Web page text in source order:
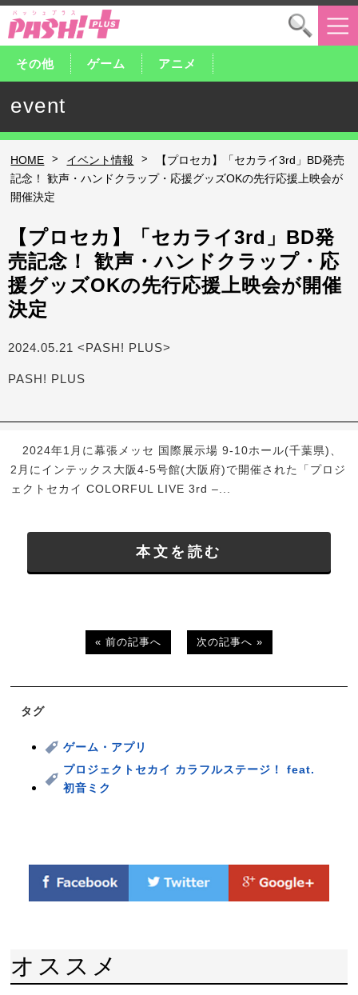
その他 ゲーム アニメ
event
HOME > イベント情報 >
【プロセカ】「セカライ3rd」BD発売
記念！ 歓声・ハンドクラップ・応援グッズOKの先行応援上映会が
開催決定
【プロセカ】「セカライ3rd」BD発
売記念！ 歓声・ハンドクラップ・応
援グッズOKの先行応援上映会が開催
決定
2024.05.21 <PASH! PLUS>
PASH! PLUS
2024年1月に幕張メッセ 国際展示場 9-10ホール(千葉県)、
2月にインテックス大阪4-5号館(大阪府)で開催された「プロジ
ェクトセカイ COLORFUL LIVE 3rd –...
本文を読む
« 前の記事へ 次の記事へ »
タグ
ゲーム・アプリ
プロジェクトセカイ カラフルステージ！ feat.
初音ミク
オススメ